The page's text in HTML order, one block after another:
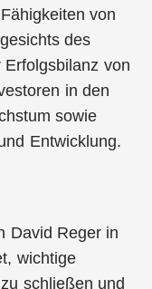
von
des
von
in den
sowie
Entwicklung.
David Reger in
wichtige
schließen und